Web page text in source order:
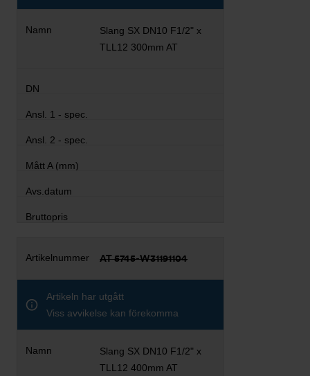
Slang SX DN10 F1/2" x
TLL12 300mm AT
AT 5745-W31191104
Artikeln har utgått
Viss avvikelse kan förekomma
Slang SX DN10 F1/2" x
TLL12 400mm AT